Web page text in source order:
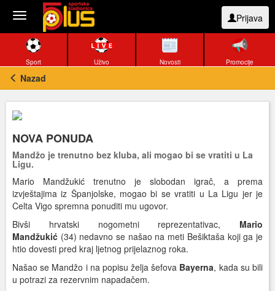
Toggle
navigation
Prijava
Sport Uživo Novosti Promocije
Nazad
NOVA PONUDA
Mandžo je trenutno bez kluba, ali mogao bi se vratiti u La
Ligu.
Mario Mandžukić trenutno je slobodan igrač, a prema
izvještajima iz Španjolske, mogao bi se vratiti u La Ligu jer je
Celta Vigo spremna ponuditi mu ugovor.
Bivši hrvatski nogometni reprezentativac, Mario
Mandžukić (34) nedavno se našao na meti Bešiktaša koji ga je
htio dovesti pred kraj ljetnog prijelaznog roka.
Našao se Mandžo i na popisu želja šefova Bayerna, kada su bili
u potrazi za rezervnim napadačem.